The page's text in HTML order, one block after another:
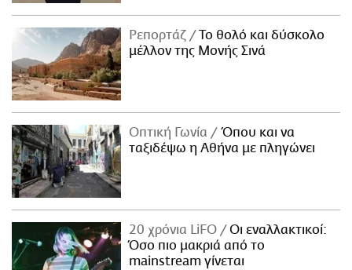
Ρεπορτάζ
Το θολό και δύσκολο
μέλλον της Μονής Σινά
Οπτική Γωνία
Όπου και να
ταξιδέψω η Αθήνα με πληγώνει
20 χρόνια LiFO
Οι εναλλακτικοί:
Όσο πιο μακριά από το
mainstream γίνεται